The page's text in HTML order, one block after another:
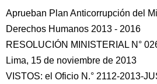
Aprueban Plan Anticorrupción del
Derechos Humanos 2013 - 2016
RESOLUCIÓN MINISTERIAL N°
Lima, 15 de noviembre de 2013
VISTOS: el Oficio N.° 2112-2013-